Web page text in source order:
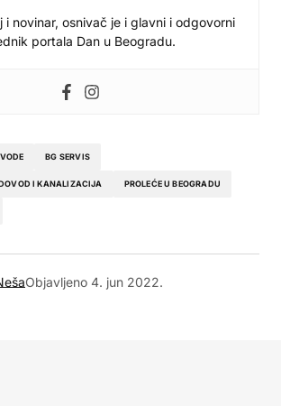
i novinar, osnivač je i glavni i odgovorni
portala Dan u Beogradu.
BG SERVIS
I KANALIZACIJA PROLEĆE U BEOGRADU
Objavljeno 4. jun 2022.